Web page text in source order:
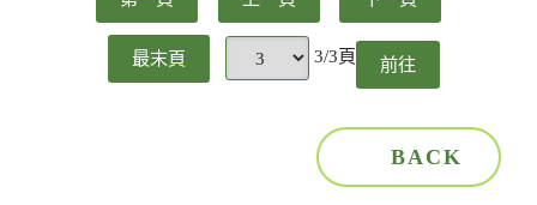
最末頁 3/3頁 前往
BACK